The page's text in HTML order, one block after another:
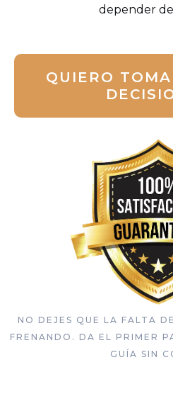
depender
QUIERO
NO DEJES QUE LA FALTA
FRENANDO. DA EL PRIMER
GUÍA SIN